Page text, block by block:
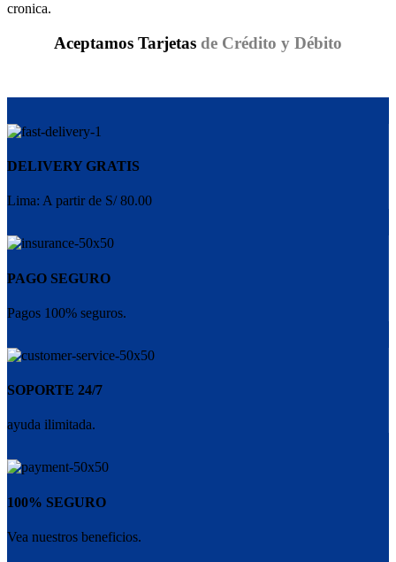
cronica.
Aceptamos Tarjetas de Crédito y Débito
DELIVERY GRATIS
Lima: A partir de S/ 80.00
PAGO SEGURO
Pagos 100% seguros.
SOPORTE 24/7
ayuda ilimitada.
100% SEGURO
Vea nuestros beneficios.